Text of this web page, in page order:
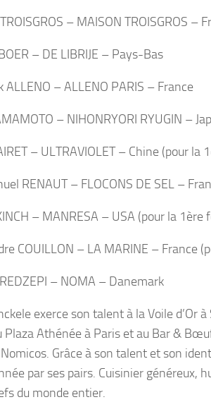
– MAISON TROISGROS –
– DE LIBRIJE – Pays-Bas
ALLENO – ALLENO PARIS – France
– NIHONRYORI RYUGIN –
– ULTRAVIOLET – Chine (pour la
RENAUT – FLOCONS DE SEL –
– MANRESA – USA (pour la 1ère
COUILLON – LA MARINE – France
– NOMA – Danemark
exerce son talent à la Voile d’Or
Plaza Athénée à Paris et au Bar &
Grâce à son talent et son
par ses pairs. Cuisinier
du monde entier.